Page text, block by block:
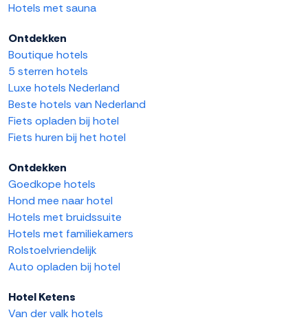
Hotels met sauna
Ontdekken
Boutique hotels
5 sterren hotels
Luxe hotels Nederland
Beste hotels van Nederland
Fiets opladen bij hotel
Fiets huren bij het hotel
Ontdekken
Goedkope hotels
Hond mee naar hotel
Hotels met bruidssuite
Hotels met familiekamers
Rolstoelvriendelijk
Auto opladen bij hotel
Hotel Ketens
Van der valk hotels